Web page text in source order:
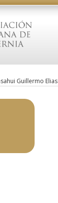
Guillermo Elias